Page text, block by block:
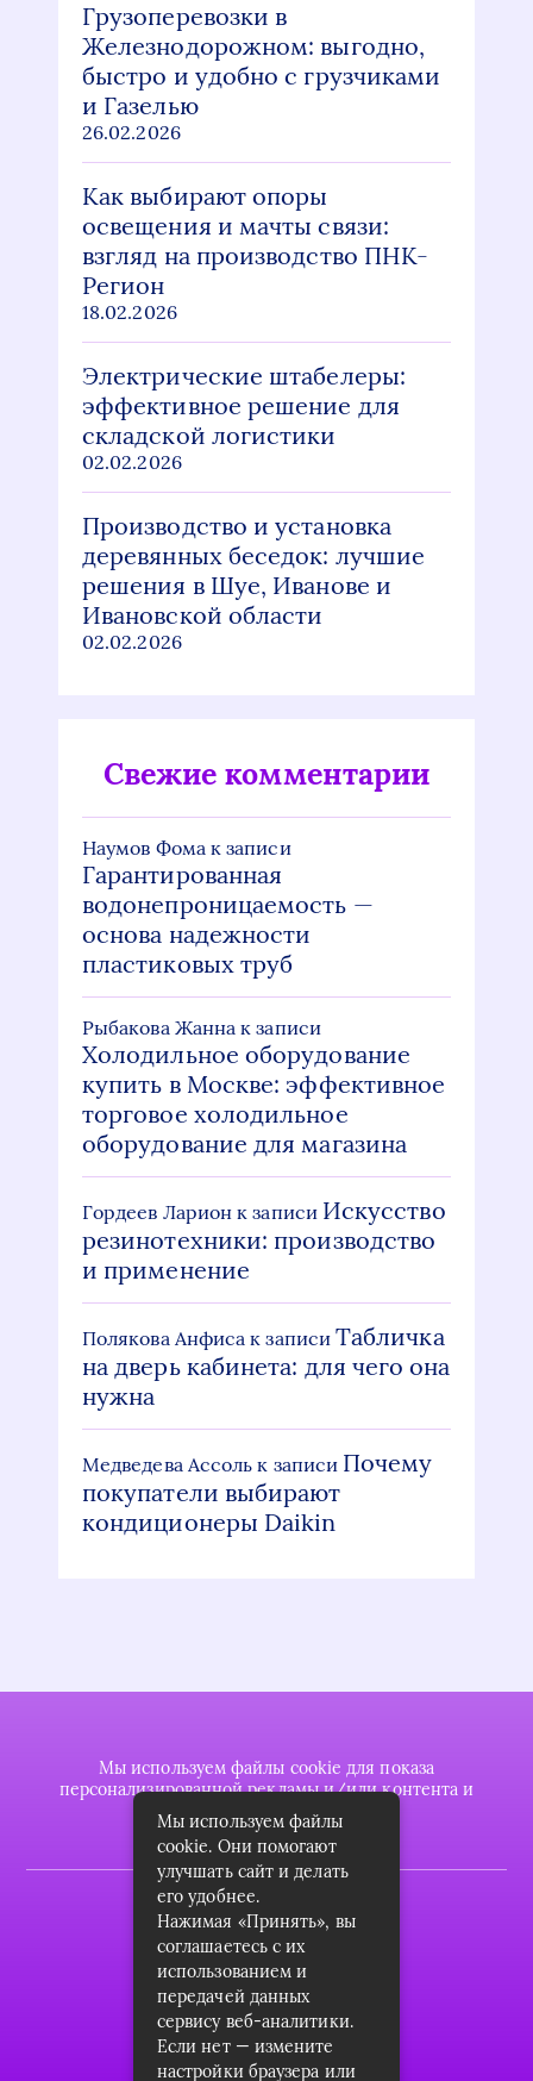
Грузоперевозки в
Железнодорожном: выгодно,
быстро и удобно с грузчиками
и Газелью
26.02.2026
Как выбирают опоры
освещения и мачты связи:
взгляд на производство ПНК-
Регион
18.02.2026
Электрические штабелеры:
эффективное решение для
складской логистики
02.02.2026
Производство и установка
деревянных беседок: лучшие
решения в Шуе, Иванове и
Ивановской области
02.02.2026
Свежие комментарии
Наумов Фомак записи
Гарантированная
водонепроницаемость —
основа надежности
пластиковых труб
Рыбакова Жанна к записи
Холодильное оборудование
купить в Москве: эффективное
торговое холодильное
оборудование для магазина
Гордеев Ларион к записи Искусство
резинотехники: производство
и применение
Полякова Анфиса к записиТабличка
на дверь кабинета: для чего она
нужна
Медведева Ассоль к записи Почему
покупатели выбирают
кондиционеры Daikin
Мы используем файлы cookie для показа
персонализированной рекламы и/или контента и
анализа нашего трафика.
2022 © plasttrubkomplekt.ru
Карта сайта
Контакты
О проекте
Пользовательское соглашение
Мы используем файлы
cookie. Они помогают
улучшать сайт и делать
его удобнее.
Нажимая «Принять», вы
соглашаетесь с их
использованием и
передачей данных
сервису веб-аналитики.
Если нет — измените
настройки браузера или